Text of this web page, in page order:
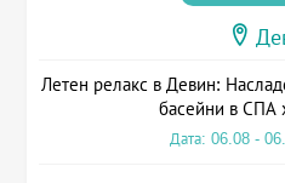
Летен релакс в Девин:
басейни в СПА
Дата: 06.08 -